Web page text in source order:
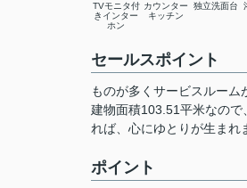
TVモニタ付
きインター
ホン
カウンター
キッチン
独立洗面台
セールスポイント
ものが多くサービスルーム
建物面積103.51平米なの
れば、心にゆとりが生まれ
ポイント